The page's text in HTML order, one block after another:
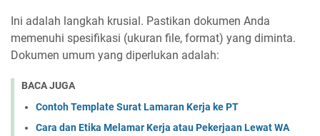
Ini adalah langkah krusial. Pastikan dokumen Anda
memenuhi spesifikasi (ukuran file, format) yang diminta.
Dokumen umum yang diperlukan adalah:
BACA JUGA
Contoh Template Surat Lamaran Kerja ke PT
Cara dan Etika Melamar Kerja atau Pekerjaan Lewat WA